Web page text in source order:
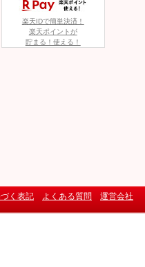
楽天IDで簡単決済！
楽天ポイントが
貯まる！使える！
く表記 よくある質問 運営会社